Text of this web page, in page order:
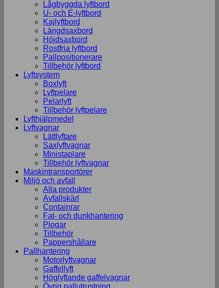
Lågbyggda lyftbord
U- och E-lyftbord
Kajlyftbord
Längdsaxbord
Höjdsaxbord
Rostfria lyftbord
Pallpositionerare
Tillbehör lyftbord
Lyftsystem
Boxlyft
Lyftpelare
Pelarlyft
Tillbehör lyftpelare
Lyfthjälpmedel
Lyftvagnar
Lättlyftare
Saxlyftvagnar
Ministaplare
Tillbehör lyftvagnar
Maskintransportörer
Miljö och avfall
Alla produkter
Avfallskärl
Containrar
Fat- och dunkhantering
Plogar
Tillbehör
Pappershållare
Pallhantering
Motorlyftvagnar
Gaffellyft
Höglyftande gaffelvagnar
Övrig pallutrustning